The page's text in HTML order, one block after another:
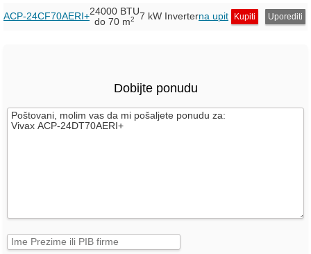
ACP-24CF70AERI+24000 BTU
do 70 m2 7 kW Inverterna upit Kupiti Uporediti
Dobijte ponudu